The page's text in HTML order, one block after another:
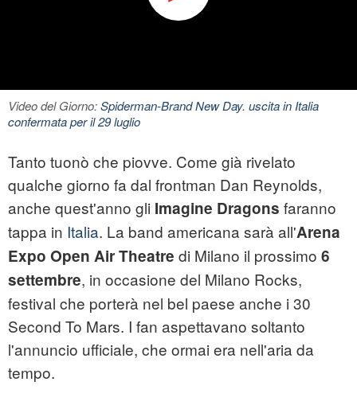
Video del Giorno:Spiderman-Brand New Day. uscita in Italia
confermata per il 29 luglio
Tanto tuonò che piovve. Come già rivelato
qualche giorno fa dal frontman Dan Reynolds,
anche quest'anno gli Imagine Dragons faranno
tappa in Italia. La band americana sarà all'Arena
Expo Open Air Theatre di Milano il prossimo 6
settembre, in occasione del Milano Rocks,
festival che porterà nel bel paese anche i 30
Second To Mars. I fan aspettavano soltanto
l'annuncio ufficiale, che ormai era nell'aria da
tempo.